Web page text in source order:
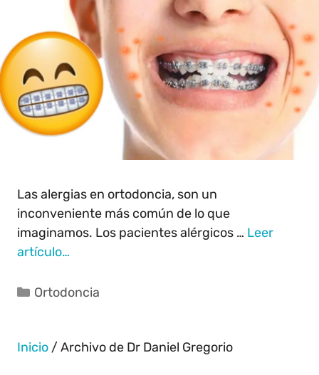
Las alergias en ortodoncia, son un
inconveniente más común de lo que
imaginamos. Los pacientes alérgicos … Leer
artículo…
Ortodoncia
Inicio /Archivo de Dr Daniel Gregorio